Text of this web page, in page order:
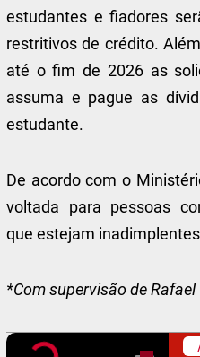
estudantes e fiadores
restritivos de crédito.
até o fim de 2026 as
assuma e pague as
estudante.
De acordo com o
voltada para pessoas
que estejam
*Com supervisão de